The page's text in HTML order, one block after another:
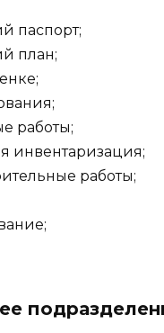
паспорт;
план;
работы;
инвентаризация;
работы;